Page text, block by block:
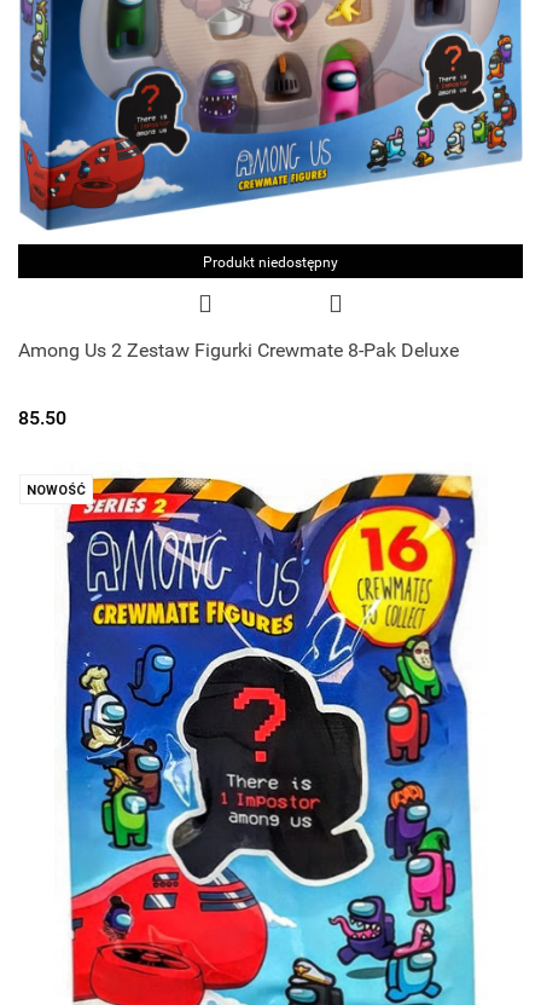
Produkt niedostępny
Among Us 2 Zestaw Figurki Crewmate 8-Pak Deluxe
85.50
NOWOŚĆ